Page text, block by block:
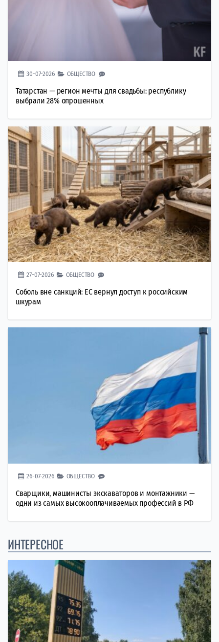
30-07-2026 ОБЩЕСТВО
Татарстан — регион мечты для свадьбы: республику
выбрали 28% опрошенных
27-07-2026 ОБЩЕСТВО
Соболь вне санкций: ЕС вернул доступ к российским
шкурам
26-07-2026 ОБЩЕСТВО
Сварщики, машинисты экскаваторов и монтажники —
одни из самых высокооплачиваемых профессий в РФ
ИНТЕРЕСНОЕ